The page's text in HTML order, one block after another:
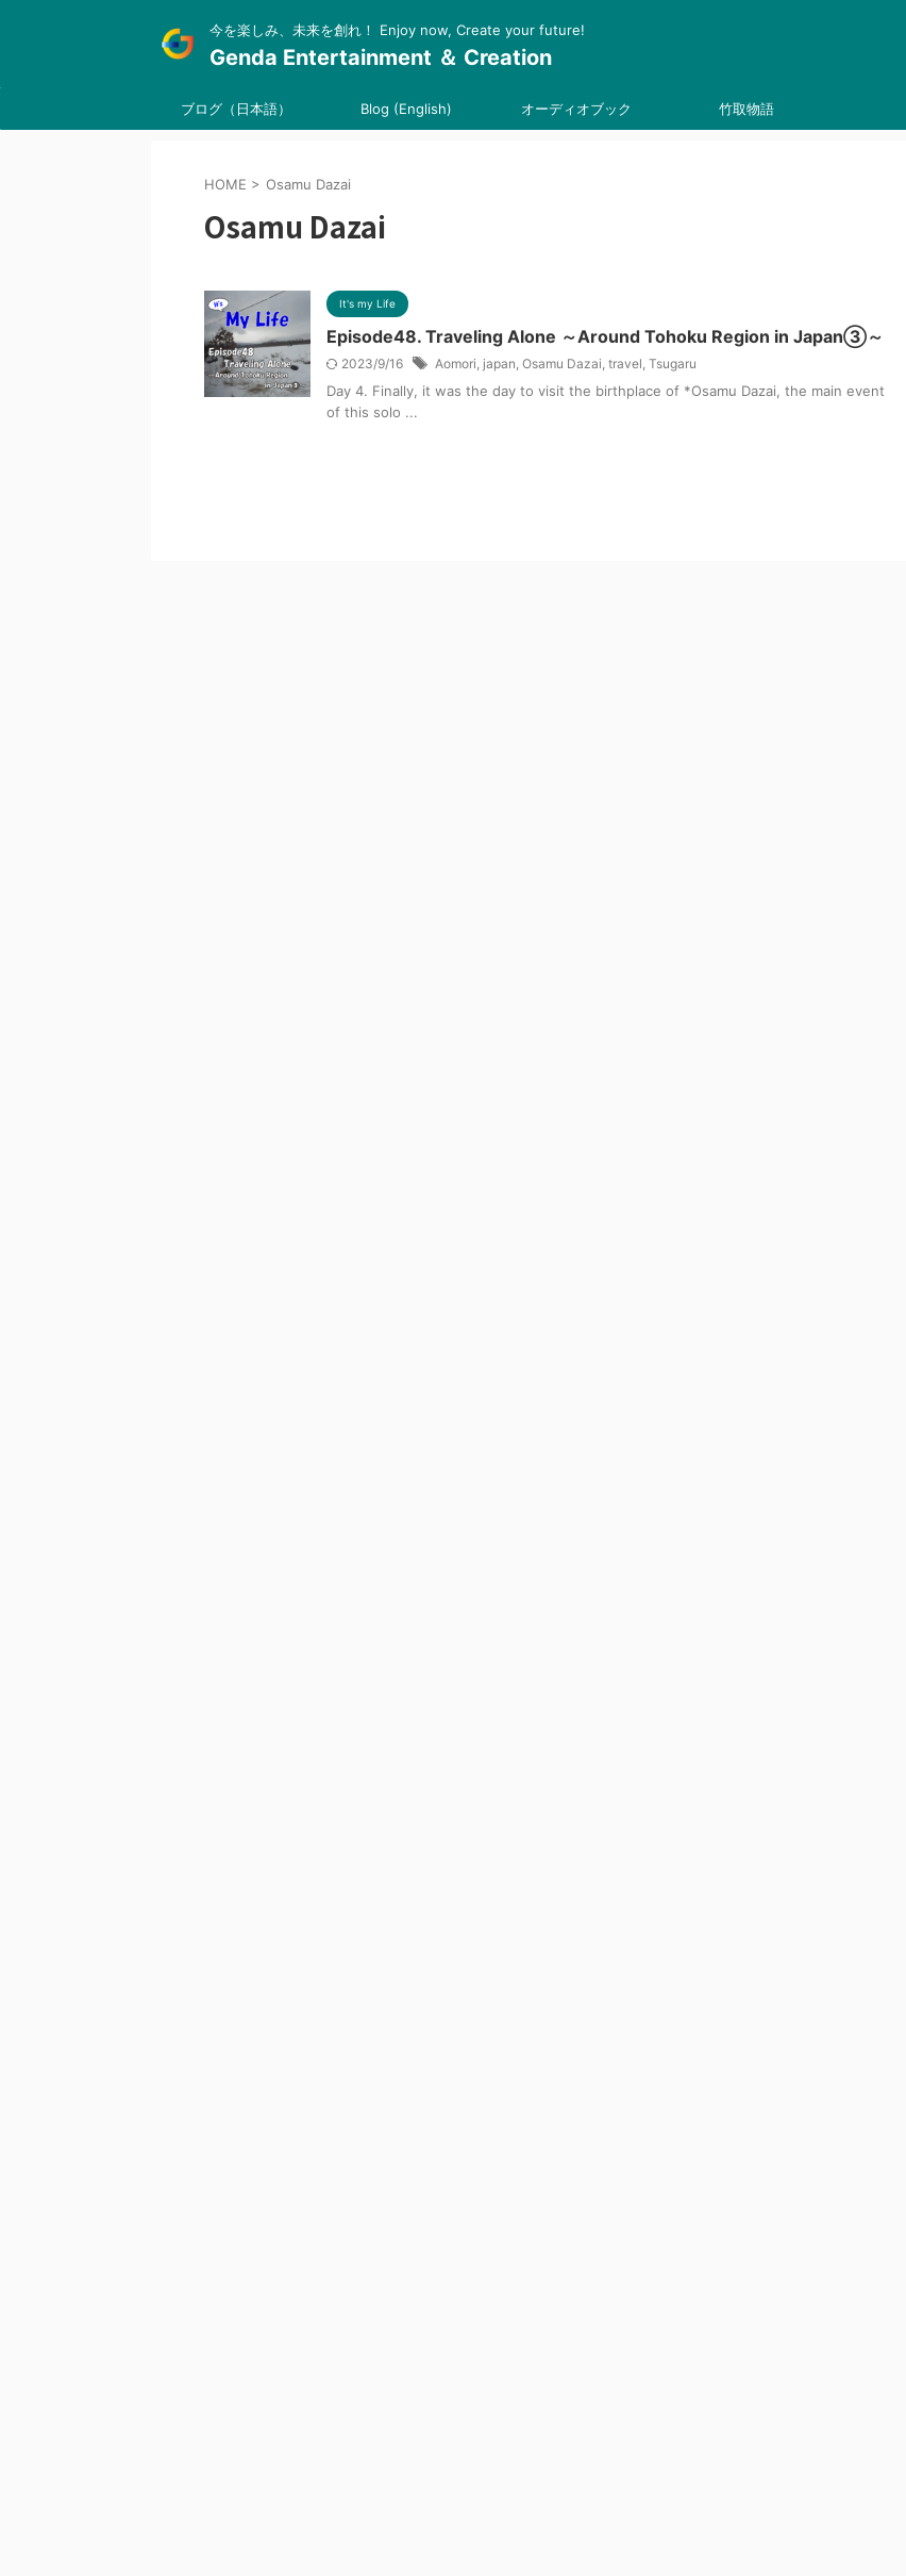
今を楽しみ、未来を創れ！ Enjoy now, Create your future!
Genda Entertainment ＆ Creation
ブログ（日本語） Blog (English) オーディオブック 竹取物語
HOME > Osamu Dazai
Osamu Dazai
It's my Life
Episode48. Traveling Alone ～Around Tohoku Region in Japan③～
2023/9/16 Aomori, japan, Osamu Dazai, travel, Tsugaru
Day 4. Finally, it was the day to visit the birthplace of *Osamu Dazai, the main event
of this solo ...